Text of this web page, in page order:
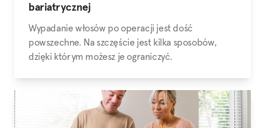
bariatrycznej
Wypadanie włosów po operacji jest dość
powszechne. Na szczęście jest kilka sposobów,
dzięki którym możesz je ograniczyć.